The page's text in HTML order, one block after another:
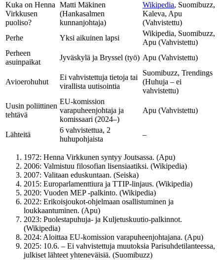
Kuka on Henna
Virkkusen
puoliso?
Matti Mäkinen
(Hankasalmen
kunnanjohtaja)
Wikipedia, Suomibuzz,
Kaleva, Apu
(Vahvistettu)
Perhe
Yksi aikuinen lapsi
Wikipedia, Suomibuzz,
Apu (Vahvistettu)
Perheen
asuinpaikat
Jyväskylä ja Bryssel (työ) Apu (Vahvistettu)
Avioerohuhut
Ei vahvistettuja tietoja tai
virallista uutisointia
Suomibuzz, Trendings
(Huhuja – ei
vahvistettu)
Uusin poliittinen
tehtävä
EU-komission
varapuheenjohtaja ja
komissaari (2024–)
Apu (Vahvistettu)
Lähteitä
6 vahvistettua, 2
huhupohjaista
–
1972: Henna Virkkunen syntyy Joutsassa. (Apu)
2006: Valmistuu filosofian lisensiaatiksi. (Wikipedia)
2007: Valitaan eduskuntaan. (Seiska)
2015: Europarlamenttiura ja TTIP-linjaus. (Wikipedia)
2020: Vuoden MEP -palkinto. (Wikipedia)
2022: Erikoisjoukot-ohjelmaan osallistuminen ja
loukkaantuminen. (Apu)
2023: Puolestapuhuja- ja Kuljetuskuutio-palkinnot.
(Wikipedia)
2024: Aloittaa EU-komission varapuheenjohtajana. (Apu)
2025: 10.6. – Ei vahvistettuja muutoksia Parisuhdetilanteessa,
julkiset lähteet yhteneväisiä. (Suomibuzz)